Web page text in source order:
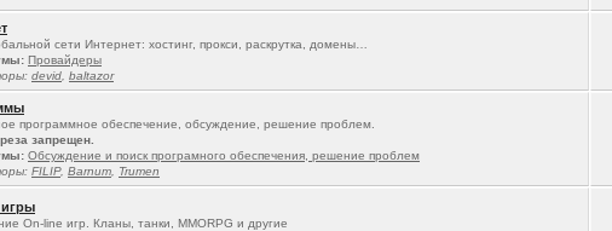
сети Интернет: хостинг, прокси, раскрутка, домены…
Провайдеры
devid, baltazor
программное обеспечение, обсуждение, решение проблем.
запрещен.
Обсуждение и поиск програмного обеспечения, решение проблем
FILIP, Barnum, Trumen
On-line игр. Кланы, танки, MMORPG и другие